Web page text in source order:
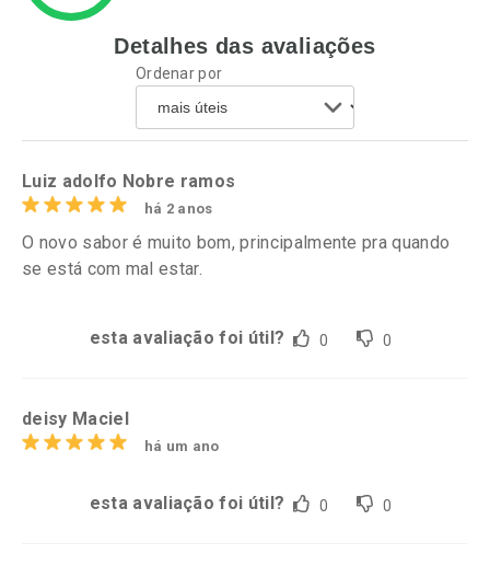
Ativar Desconto
Comprar sem Desconto
Por R$ 76,94/cada
Comprar sem Desconto
Ativar Desconto
Comprar sem Desconto
Por R$ 37,25/cada
Detalhes das avaliações
Ordenar por
Luiz adolfo Nobre ramos
há 2 anos
O novo sabor é muito bom, principalmente pra quando
se está com mal estar.
esta avaliação foi útil? 0 0
deisy Maciel
há um ano
esta avaliação foi útil? 0 0